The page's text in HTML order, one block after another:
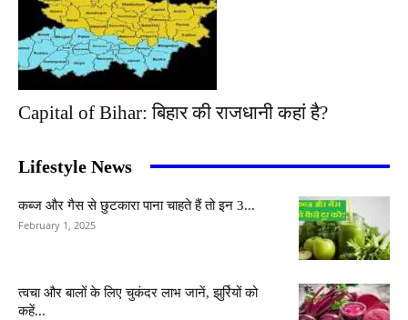
Capital of Bihar: बिहार की राजधानी कहां है?
Lifestyle News
कब्ज और गैस से छुटकारा पाना चाहते हैं तो इन 3...
February 1, 2025
त्वचा और बालों के लिए चुकंदर लाभ जानें, झुर्रियों को
कहें...